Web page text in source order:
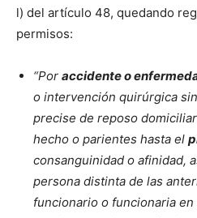
l) del artículo 48, quedando
permisos:
“Por accidente o
o intervención quirúrgica
precise de reposo
hecho o parientes hasta el
consanguinidad o afinidad,
persona distinta de las
funcionario o funcionaria